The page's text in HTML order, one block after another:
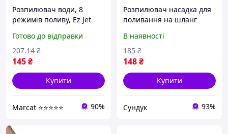
Розпилювач води, 8
режимів поливу, Ez Jet
Насадка на шланг
водомет / Водяна гармата
Готово до відправки
145₴
207.14 ₴
Купити
Marcat ⭐⭐⭐⭐⭐ 90%
Розпилювач насадка для
поливання на шланг
городу розбризкувач
зрошувач для шланга 8
режимів струменя
В наявності
148₴
185 ₴
Купити
Сундук 93%